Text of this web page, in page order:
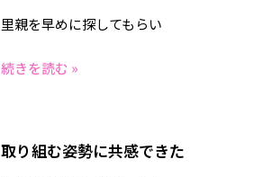
里親を早めに探してもらい
続きを読む »
取り組む姿勢に共感できた